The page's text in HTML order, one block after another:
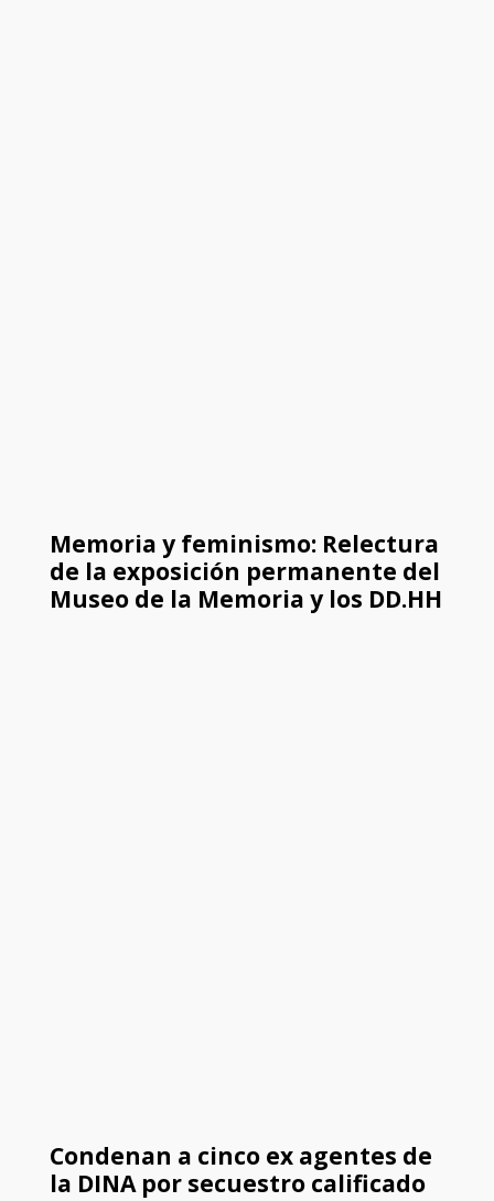
Memoria y feminismo: Relectura
de la exposición permanente del
Museo de la Memoria y los DD.HH
Condenan a cinco ex agentes de
la DINA por secuestro calificado